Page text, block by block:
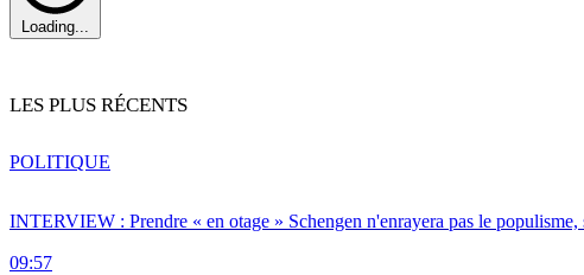
Loading...
LES PLUS RÉCENTS
INTERVIEW : Prendre « en otage » Schengen n'enrayera pas le
09:57
POLITIQUE